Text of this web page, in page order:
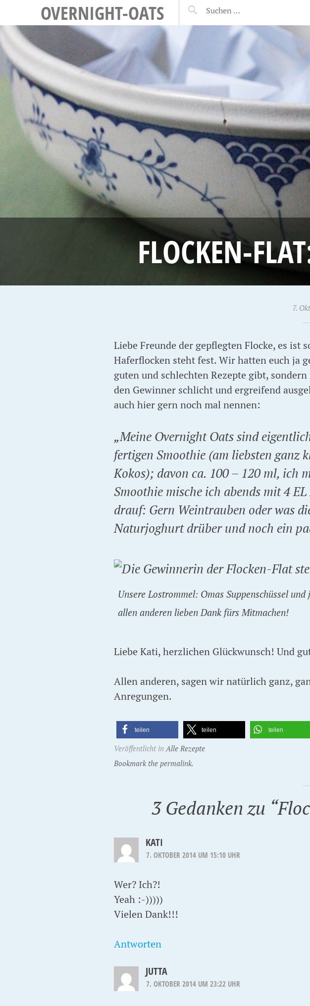
OVERNIGHT-OATS
FLOCKEN-
7.
Liebe Freunde der gepflegten Flocke, es ist
Haferflocken steht fest. Wir hatten euch ja
guten und schlechten Rezepte gibt,
den Gewinner schlicht und ergreifend
auch hier gern noch mal nennen:
„Meine Overnight Oats sind
fertigen Smoothie (am liebsten ganz
Kokos); davon ca. 100 – 120 ml, ich
Smoothie mische ich abends mit 4
drauf: Gern Weintrauben oder was
Naturjoghurt drüber und noch ein
Unsere Lostrommel: Omas Suppenschüssel
allen anderen lieben Dank fürs Mitmachen!
Liebe Kati, herzlichen Glückwunsch! Und
Allen anderen, sagen wir natürlich ganz,
Anregungen.
teilen teilen teilen
Veröffentlicht inAlle Rezepte
Bookmark the permalink.
3 Gedanken zu “
KATI
7. OKTOBER 2014 UM 15:10 UHR
Wer? Ich?!
Yeah :-)))))
Vielen Dank!!!
Antworten
JUTTA
7. OKTOBER 2014 UM 23:22 UHR